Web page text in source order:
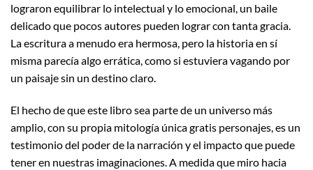
lograron equilibrar lo intelectual y lo emocional, un baile
delicado que pocos autores pueden lograr con tanta gracia.
La escritura a menudo era hermosa, pero la historia en sí
misma parecía algo errática, como si estuviera vagando por
un paisaje sin un destino claro.
El hecho de que este libro sea parte de un universo más
amplio, con su propia mitología única gratis personajes, es un
testimonio del poder de la narración y el impacto que puede
tener en nuestras imaginaciones. A medida que miro hacia